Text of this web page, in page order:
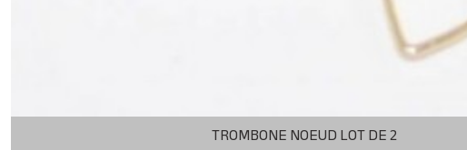
TROMBONE NOEUD LOT DE 2